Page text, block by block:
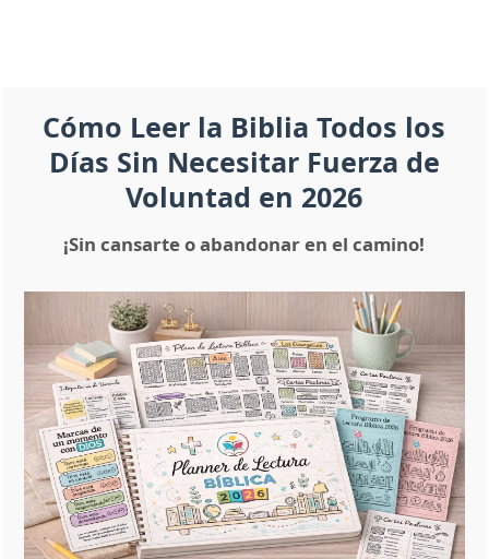
Cómo Leer la Biblia Todos los
Días Sin Necesitar Fuerza de
Voluntad en 2026
¡Sin cansarte o abandonar en el camino!